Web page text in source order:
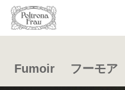
Fumoir フーモア